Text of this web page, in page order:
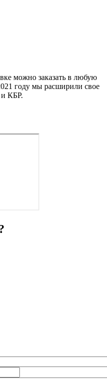
можно заказать в любую
году мы расширили свое
и КБР.